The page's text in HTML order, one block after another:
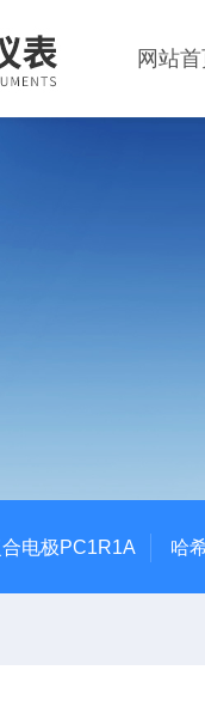
网站
电极PC1R1A 哈